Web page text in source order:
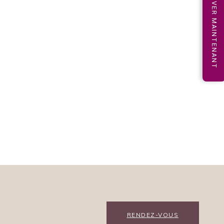
RENDEZ-VOUS
RÉSERVER MAINTENANT